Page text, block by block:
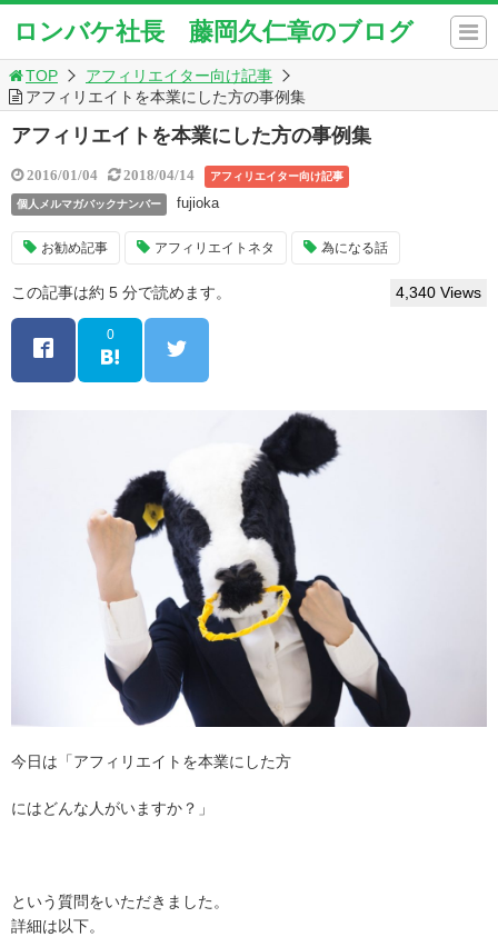
ロンバケ社長 藤岡久仁章のブログ
TOP
アフィリエイター向け記事
アフィリエイトを本業にした方の事例集
アフィリエイトを本業にした方の事例集
2016/01/04 2018/04/14 アフィリエイター向け記事
個人メルマガバックナンバー fujioka
お勧め記事 アフィリエイトネタ 為になる話
この記事は約 5 分で読めます。 4,340 Views
0
今日は「アフィリエイトを本業にした方
にはどんな人がいますか？」
という質問をいただきました。
詳細は以下。